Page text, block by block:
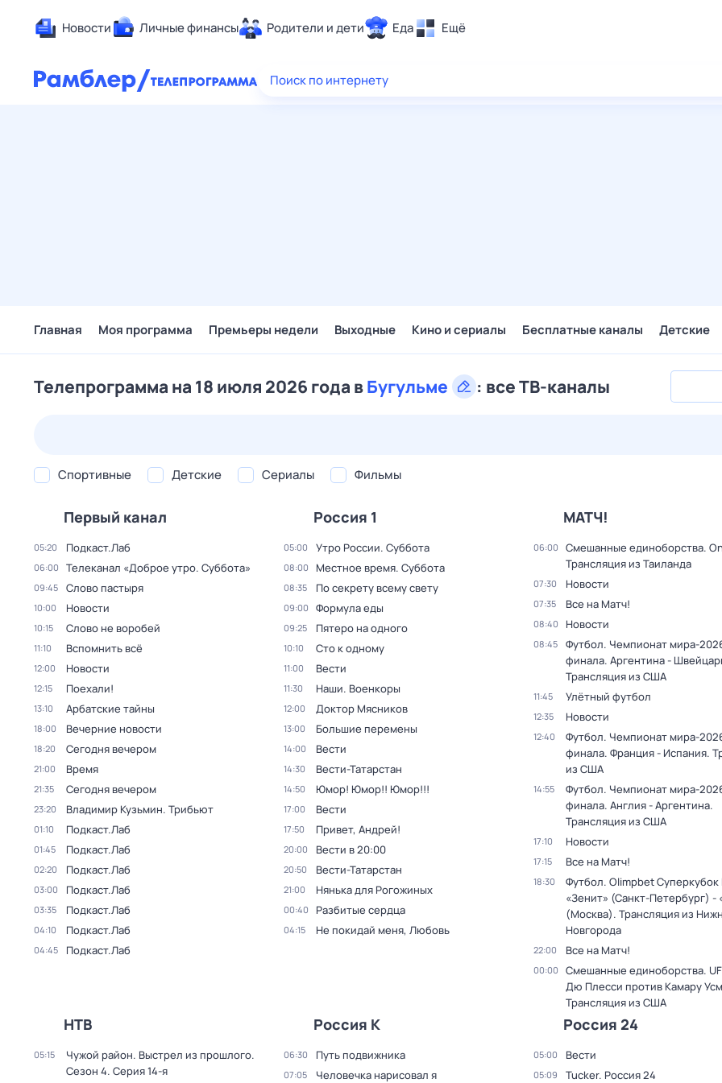
Новости Личные финансы Родители и дети Еда Ещё
Здоровье
Поиск по интернету
Главная Моя программа Премьеры недели Выходные Кино и сериалы Бесплатные каналы Детские
Телепрограмма на 18 июля 2026 года вБугульме : все ТВ-каналы
Спортивные Детские Сериалы Фильмы
Первый канал
05:20 Подкаст.Лаб
06:00 Телеканал «Доброе утро. Суббота»
09:45 Слово пастыря
10:00 Новости
10:15 Слово не воробей
11:10 Вспомнить всё
12:00 Новости
12:15 Поехали!
13:10 Арбатские тайны
18:00 Вечерние новости
18:20 Сегодня вечером
21:00 Время
21:35 Сегодня вечером
23:20 Владимир Кузьмин. Трибьют
01:10 Подкаст.Лаб
01:45 Подкаст.Лаб
02:20 Подкаст.Лаб
03:00 Подкаст.Лаб
03:35 Подкаст.Лаб
04:10 Подкаст.Лаб
04:45 Подкаст.Лаб
Россия 1
05:00 Утро России. Суббота
08:00 Местное время. Суббота
08:35 По секрету всему свету
09:00 Формула еды
09:25 Пятеро на одного
10:10 Сто к одному
11:00 Вести
11:30 Наши. Военкоры
12:00 Доктор Мясников
13:00 Большие перемены
14:00 Вести
14:30 Вести-Татарстан
14:50 Юмор! Юмор!! Юмор!!!
17:00 Вести
17:50 Привет, Андрей!
20:00 Вести в 20:00
20:50 Вести-Татарстан
21:00 Нянька для Рогожиных
00:40 Разбитые сердца
04:15 Не покидай меня, Любовь
МАТЧ!
06:00
Смешанные единоборства.
Трансляция из Таиланда
07:30 Новости
07:35 Все на Матч!
08:40 Новости
08:45
Футбол. Чемпионат мира-
финала. Аргентина -
Трансляция из США
11:45 Улётный футбол
12:35 Новости
12:40
Футбол. Чемпионат мира-
финала. Франция - Испания.
из США
14:55
Футбол. Чемпионат мира-
финала. Англия - Аргентина.
Трансляция из США
17:10 Новости
17:15 Все на Матч!
18:30
Футбол. Olimpbet Суперкубок
«Зенит» (Санкт-Петербург) -
(Москва). Трансляция из
Новгорода
22:00 Все на Матч!
00:00
Смешанные единоборства.
Дю Плесси против Камару
Трансляция из США
НТВ
05:15 Чужой район. Выстрел из прошлого.
Сезон 4. Серия 14-я
Россия К
06:30 Путь подвижника
07:05 Человечка нарисовал я
Россия 24
05:00 Вести
05:09 Tucker. Россия 24